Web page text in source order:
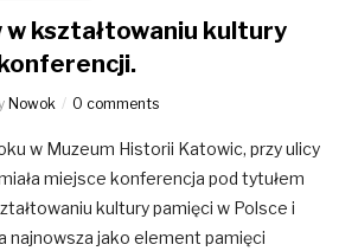
w kształtowaniu kultury
Nowok 0 comments
w Muzeum Historii Katowic, przy ulicy
miejsce konferencja pod tytułem
kultury pamięci w Polsce i
najnowsza jako element pamięci